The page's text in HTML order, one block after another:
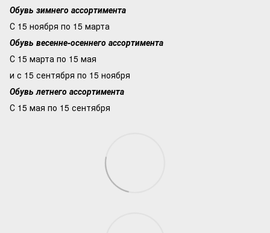
Обувь зимнего ассортимента
С 15 ноября по 15 марта
Обувь весенне-осеннего ассортимента
С 15 марта по 15 мая
и с 15 сентября по 15 ноября
Обувь летнего ассортимента
С 15 мая по 15 сентября